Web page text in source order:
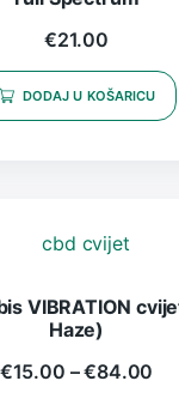
€21.00
DODAJ U KOŠARICU
VIBRATION
Haze)
€15.00 –€84.00